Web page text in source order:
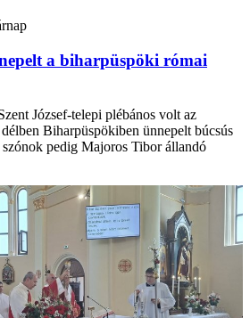
a biharpüspöki római
József-telepi plébános volt az
Biharpüspökiben ünnepelt búcsús
szónok pedig Majoros Tibor állandó